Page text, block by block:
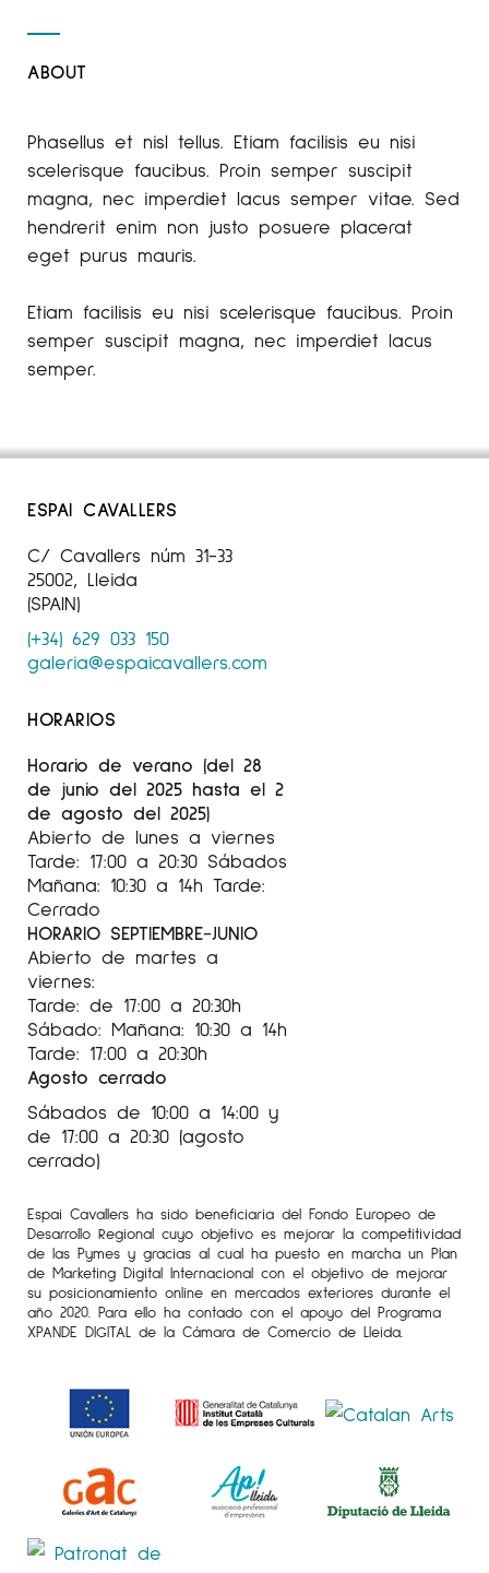
ABOUT
Phasellus et nisl tellus. Etiam facilisis eu nisi
scelerisque faucibus. Proin semper suscipit
magna, nec imperdiet lacus semper vitae. Sed
hendrerit enim non justo posuere placerat
eget purus mauris.
Etiam facilisis eu nisi scelerisque faucibus. Proin
semper suscipit magna, nec imperdiet lacus
semper.
ESPAI CAVALLERS
C/ Cavallers núm 31-33
25002, Lleida
(SPAIN)
(+34) 629 033 150
galeria@espaicavallers.com
HORARIOS
Horario de verano (del 28
de junio del 2025 hasta el 2
de agosto del 2025)
Abierto de lunes a viernes
Tarde: 17:00 a 20:30 Sábados
Mañana: 10:30 a 14h Tarde:
Cerrado
HORARIO SEPTIEMBRE-JUNIO
Abierto de martes a
viernes:
Tarde: de 17:00 a 20:30h
Sábado: Mañana: 10:30 a 14h
Tarde: 17:00 a 20:30h
Agosto cerrado
Sábados de 10:00 a 14:00 y
de 17:00 a 20:30 (agosto
cerrado)
Espai Cavallers ha sido beneficiaria del Fondo Europeo de
Desarrollo Regional cuyo objetivo es mejorar la competitividad
de las Pymes y gracias al cual ha puesto en marcha un Plan
de Marketing Digital Internacional con el objetivo de mejorar
su posicionamiento online en mercados exteriores durante el
año 2020. Para ello ha contado con el apoyo del Programa
XPANDE DIGITAL de la Cámara de Comercio de Lleida.